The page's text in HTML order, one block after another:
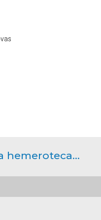
hemeroteca...